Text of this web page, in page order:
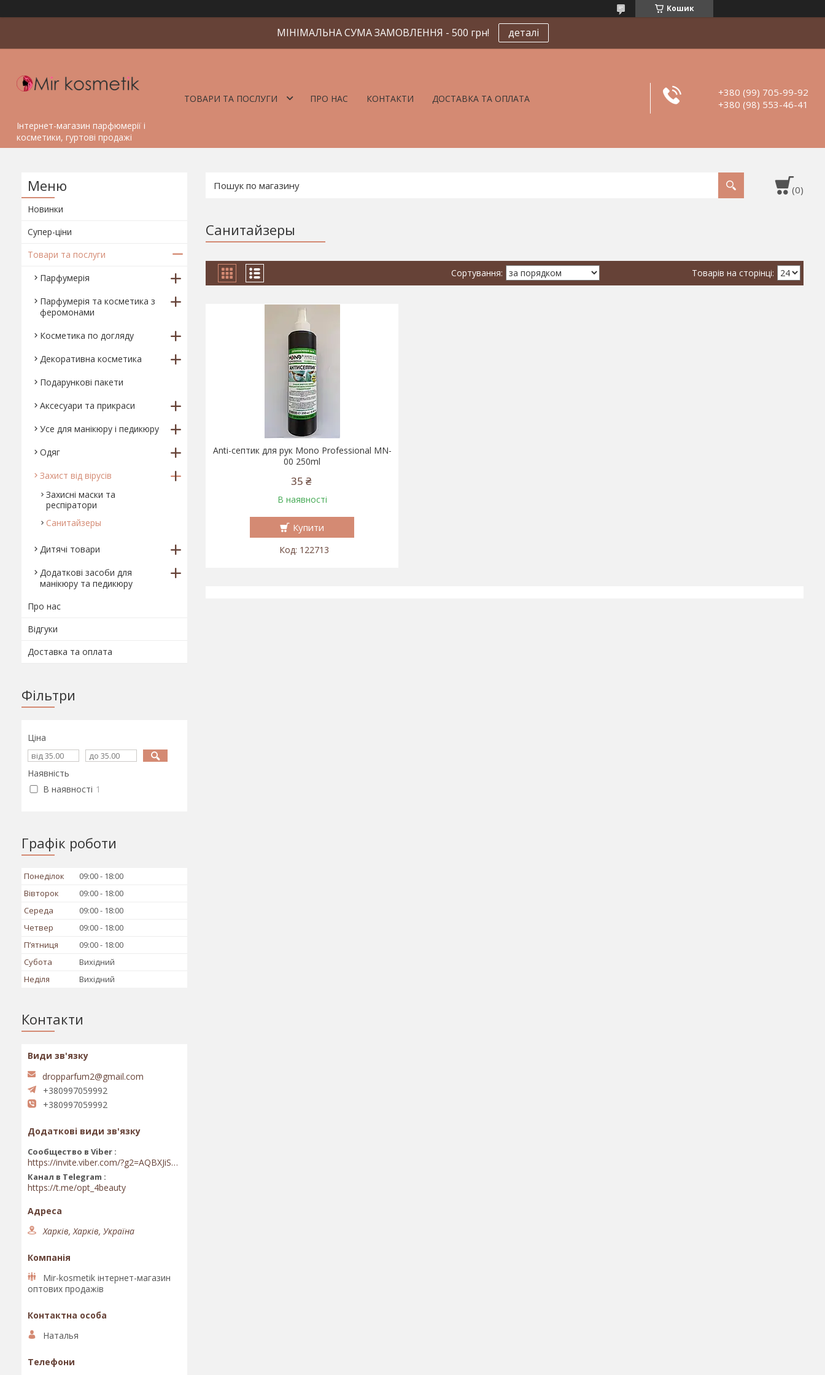
Кошик
МІНІМАЛЬНА СУМА ЗАМОВЛЕННЯ - 500 грн! деталі
Інтернет-магазин парфюмерії і
косметики, гуртові продажі
ТОВАРИ ТА ПОСЛУГИ ПРО НАС КОНТАКТИ ДОСТАВКА ТА ОПЛАТА
+380 (99) 705-99-92
+380 (98) 553-46-41
Санитайзеры
Anti-септик для рук Mono Professional MN-
00 250ml
35 ₴
В наявності
Купити
122713
Новинки
Супер-ціни
Товари та послуги
Парфумерія
Парфумерія та косметика з
феромонами
Косметика по догляду
Декоративна косметика
Подарункові пакети
Аксесуари та прикраси
Усе для манікюру і педикюру
Одяг
Захист від вірусів
Захисні маски та
респіратори
Санитайзеры
Дитячі товари
Додаткові засоби для
манікюру та педикюру
Про нас
Відгуки
Доставка та оплата
Фільтри
Ціна
Наявність
В наявності 1
Графік роботи
Понеділок 09:00
18:00
Вівторок
09:00
18:00
Середа
09:00
18:00
Четвер
09:00
18:00
Пʼятниця
09:00
18:00
Субота
Вихідний
Неділя
Вихідний
Контакти
dropparfum2@gmail.com
+380997059992
+380997059992
Сообщество в Viber
https://invite.viber.com/?g2=AQBXJiSwIKj9N0wsLWM5JifCoZ3k4Lza4fq58RAqpi3Qaj4OiaoTVb4yP1q7iB6e
Канал в Telegram
https://t.me/opt_4beauty
Харків, Харків, Україна
Mir-kosmetik інтернет-магазин
оптових продажів
Наталья